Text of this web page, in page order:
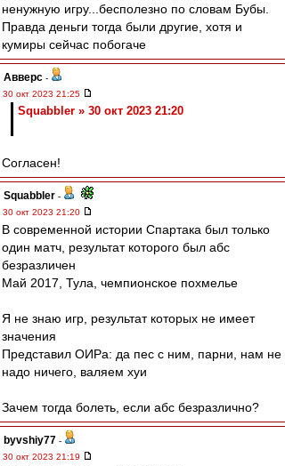
ненужную игру...бесполезно по словам Бубы.
Правда деньги тогда были другие, хотя и
кумиры сейчас побогаче
Авверс -
30 окт 2023 21:25
Squabbler » 30 окт 2023 21:20
Согласен!
Squabbler -
30 окт 2023 21:20
В современной истории Спартака был только
один матч, результат которого был абс
безразличен
Май 2017, Тула, чемпионское похмелье
Я не знаю игр, результат которых не имеет
значения
Представил ОИРа: да пес с ним, парни, нам не
надо ничего, валяем хуи
Зачем тогда болеть, если абс безразлично?
byvshiy77 -
30 окт 2023 21:19